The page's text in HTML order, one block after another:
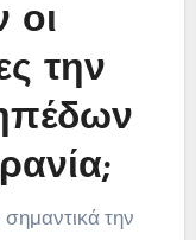
οι
την
την